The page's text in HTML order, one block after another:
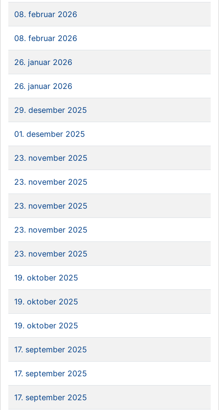
08. februar 2026
08. februar 2026
26. januar 2026
26. januar 2026
29. desember 2025
01. desember 2025
23. november 2025
23. november 2025
23. november 2025
23. november 2025
23. november 2025
19. oktober 2025
19. oktober 2025
19. oktober 2025
17. september 2025
17. september 2025
17. september 2025